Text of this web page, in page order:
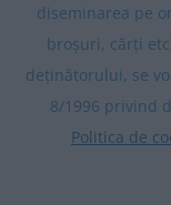
diseminarea pe
broșuri, cărți
deținătorului, se
8/1996 privind
Politica de